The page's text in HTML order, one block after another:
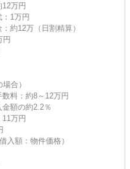
12万円
：1万円
約12万（日割精算）
円
合）
数料：約8～12万円
金額の約2.2％
11万円
入額：物件価格）